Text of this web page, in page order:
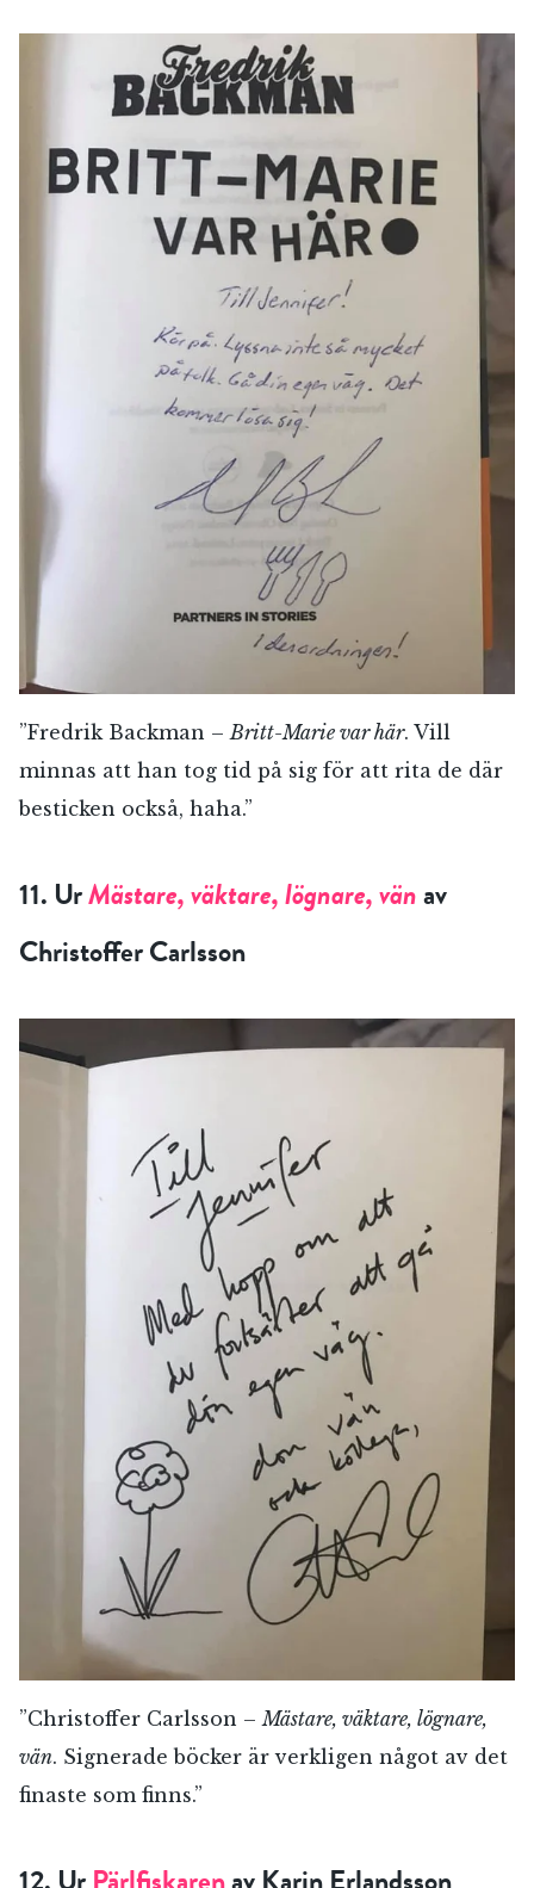
”Fredrik Backman –Britt-Marie var här. Vill
minnas att han tog tid på sig för att rita de där
besticken också, haha.”
11. UrMästare, väktare, lögnare, vänav
Christoffer Carlsson
”Christoffer Carlsson –Mästare, väktare, lögnare,
vän. Signerade böcker är verkligen något av det
finaste som finns.”